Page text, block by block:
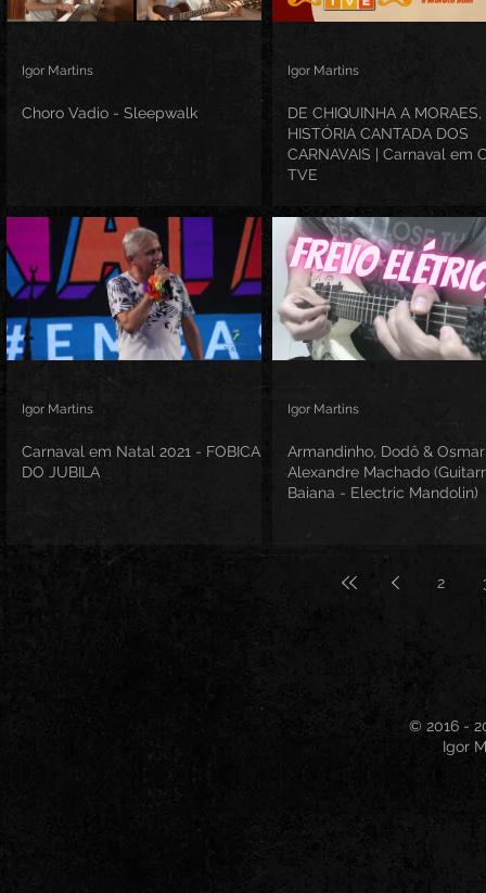
Choro Vadio - Sleepwalk
Igor Martins
DE CHIQUINHA A MORAES,
HISTÓRIA CANTADA DOS
CARNAVAIS | Carnaval em
TVE
Igor Martins
Carnaval em Natal 2021 - FOBICA
DO JUBILA
Igor Martins
Armandinho, Dodô &
Alexandre Machado
Baiana - Electric Mandolin)
Igor Martins
2
© 2016 -
Igor